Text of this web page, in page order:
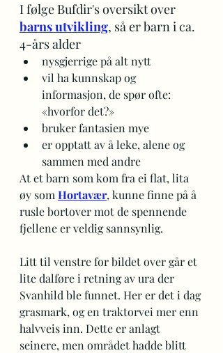
I følge Bufdir's oversikt over
barns utvikling, så er barn i ca.
4-års alder
nysgjerrige på alt nytt
vil ha kunnskap og
informasjon, de spør ofte:
«hvorfor det?»
bruker fantasien mye
er opptatt av å leke, alene og
sammen med andre
At et barn som kom fra ei flat, lita
øy som Hortavær, kunne finne på å
rusle bortover mot de spennende
fjellene er veldig sannsynlig.
Litt til venstre for bildet over går et
lite dalføre i retning av ura der
Svanhild ble funnet. Her er det i dag
grasmark, og en traktorvei mer enn
halvveis inn. Dette er anlagt
seinere, men området hadde blitt